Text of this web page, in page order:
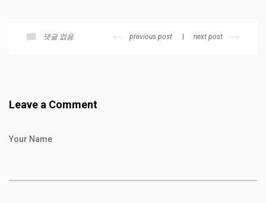
댓글 없음 previous post next post
Leave a Comment
Your Name